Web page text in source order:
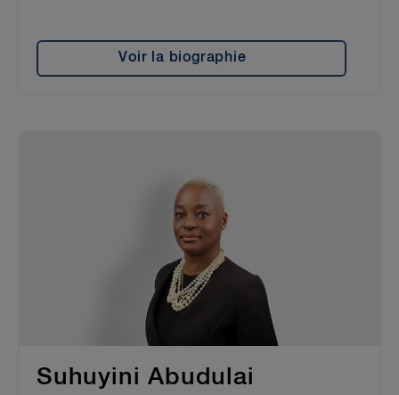
Voir la biographie
Suhuyini Abudulai